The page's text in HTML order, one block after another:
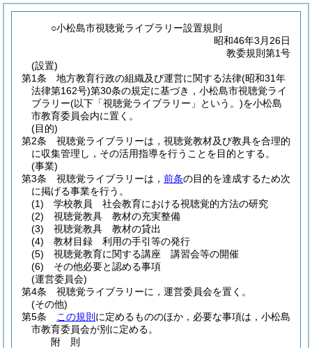
○小松島市視聴覚ライブラリー設置規則
昭和46年3月26日
教委規則第1号
(設置)
第1条
地方教育行政の組織及び運営に関する法律(昭和31年
法律第162号)第30条の規定に基づき，小松島市視聴覚ライ
ブラリー(以下「視聴覚ライブラリー」という。)を小松島
市教育委員会内に置く。
(目的)
第2条
視聴覚ライブラリーは，視聴覚教材及び教具を合理的
に収集管理し，その活用指導を行うことを目的とする。
(事業)
第3条
視聴覚ライブラリーは， 前条の目的を達成するため次
に掲げる事業を行う。
(1)
学校教員 社会教育における視聴覚的方法の研究
(2)
視聴覚教具 教材の充実整備
(3)
視聴覚教具 教材の貸出
(4)
教材目録 利用の手引等の発行
(5)
視聴覚教育に関する講座 講習会等の開催
(6)
その他必要と認める事項
(運営委員会)
第4条
視聴覚ライブラリーに，運営委員会を置く。
(その他)
第5条
この規則 に定めるもののほか，必要な事項は，小松島
市教育委員会が別に定める。
附 則